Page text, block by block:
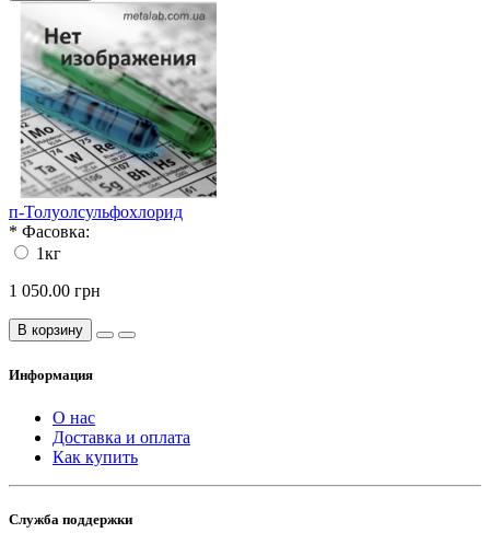
п-Толуолсульфохлорид
* Фасовка:
1кг
1 050.00 грн
В корзину
Информация
О нас
Доставка и оплата
Как купить
Служба поддержки